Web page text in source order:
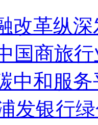
改革纵深
国商旅
中和服务
发银行